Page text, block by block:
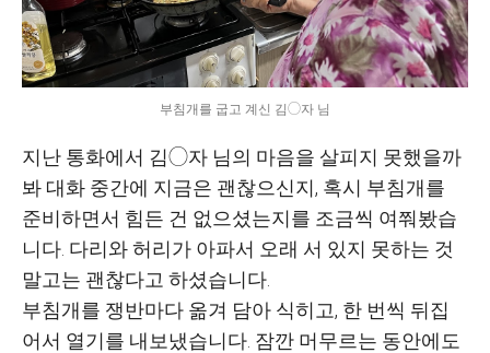
부침개를 굽고 계신 김◯자 님
지난 통화에서 김◯자 님의 마음을 살피지 못했을까
봐 대화 중간에 지금은 괜찮으신지, 혹시 부침개를
준비하면서 힘든 건 없으셨는지를 조금씩 여쭤봤습
니다. 다리와 허리가 아파서 오래 서 있지 못하는 것
말고는 괜찮다고 하셨습니다.
부침개를 쟁반마다 옮겨 담아 식히고, 한 번씩 뒤집
어서 열기를 내보냈습니다. 잠깐 머무르는 동안에도